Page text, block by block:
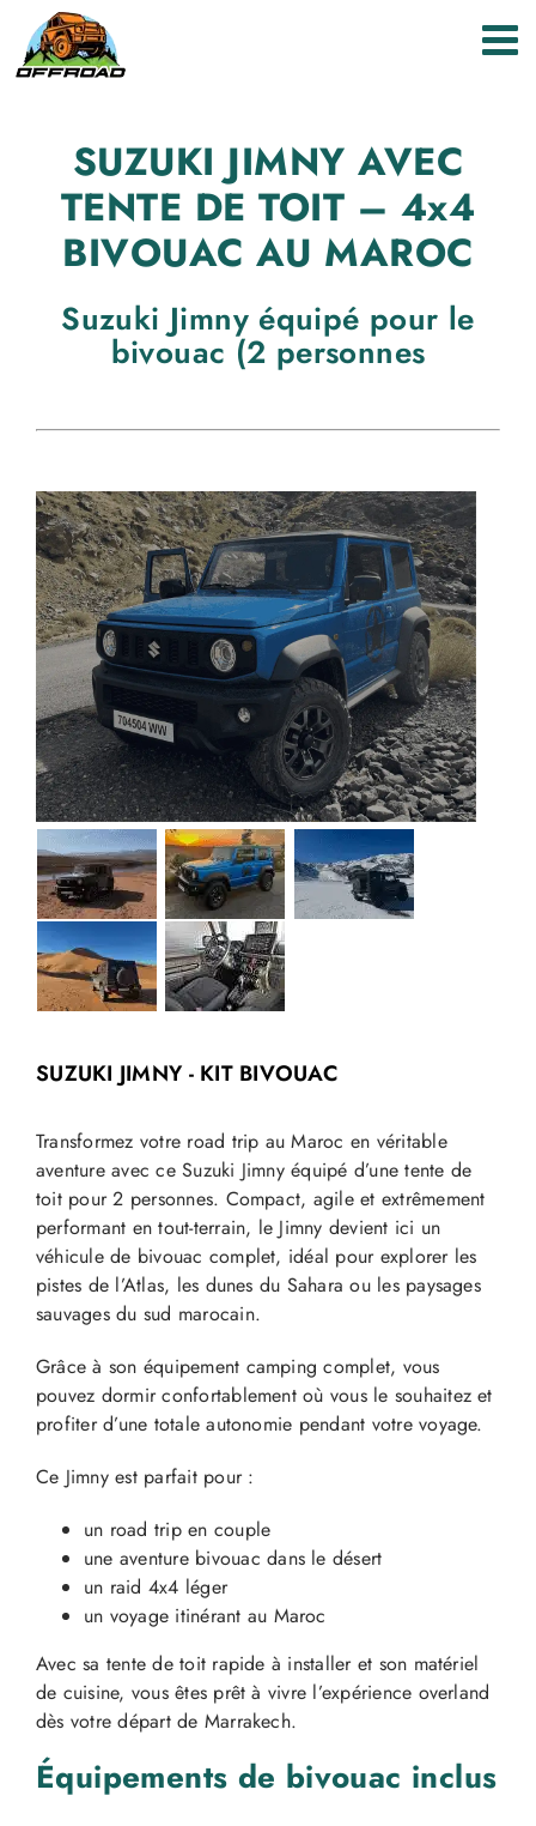
Passer
contenu
SUZUKI JIMNY AVEC
TENTE DE TOIT – 4x4
BIVOUAC AU MAROC
Suzuki Jimny équipé pour le
bivouac (2 personnes
SUZUKI JIMNY - KIT BIVOUAC
Transformez votre road trip au Maroc en véritable
aventure avec ce Suzuki Jimny équipé d’une tente de
toit pour 2 personnes. Compact, agile et extrêmement
performant en tout-terrain, le Jimny devient ici un
véhicule de bivouac complet, idéal pour explorer les
pistes de l’Atlas, les dunes du Sahara ou les paysages
sauvages du sud marocain.
Grâce à son équipement camping complet, vous
pouvez dormir confortablement où vous le souhaitez et
profiter d’une totale autonomie pendant votre voyage.
Ce Jimny est parfait pour :
un road trip en couple
une aventure bivouac dans le désert
un raid 4x4 léger
un voyage itinérant au Maroc
Avec sa tente de toit rapide à installer et son matériel
de cuisine, vous êtes prêt à vivre l’expérience overland
dès votre départ de Marrakech.
Équipements de bivouac inclus